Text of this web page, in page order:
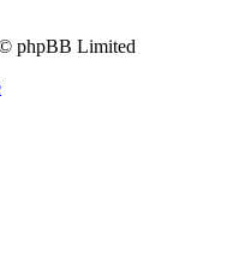
phpBB Limited